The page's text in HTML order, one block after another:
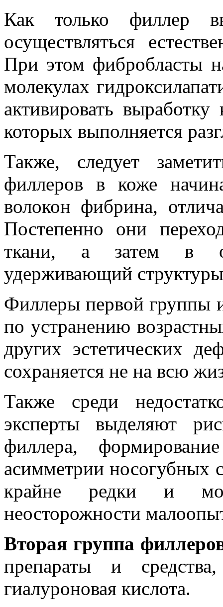
Как только филлер
осуществляться
При этом фибробласты
молекулах
активировать
которых выполняется
Также, следует
филлеров в коже
волокон фибрина,
Постепенно они
ткани, а затем в
удерживающий
Филлеры первой группы
по устранению
других эстетических
сохраняется не на всю
Также среди
эксперты выделяют
филлера,
асимметрии носогубных
крайне редки и
неосторожности
Вторая группа
препараты и
гиалуроновая кислота.